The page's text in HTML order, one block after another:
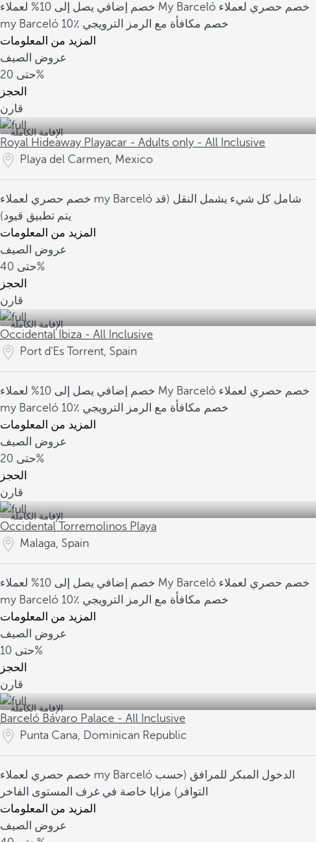
خصم إضافي يصل إلى 10% لعملاء My Barceló خصم حصري لعملاء
my Barceló
10٪ خصم مكافأة مع الرمز الترويجي
المزيد من المعلومات
عروض الصيف
حتى20%
الحجز
قارن
الإقامة الكاملة
Royal Hideaway Playacar - Adults only - All Inclusive
Playa del Carmen, Mexico
خصم حصري لعملاء my Barceló شامل كل شيء يشمل النقل (قد
يتم تطبيق قيود)
المزيد من المعلومات
عروض الصيف
حتى40%
الحجز
قارن
الإقامة الكاملة
Occidental Ibiza - All Inclusive
Port d'Es Torrent, Spain
خصم إضافي يصل إلى 10% لعملاء My Barceló خصم حصري لعملاء
my Barceló
10٪ خصم مكافأة مع الرمز الترويجي
المزيد من المعلومات
عروض الصيف
حتى20%
الحجز
قارن
الإقامة الكاملة
Occidental Torremolinos Playa
Malaga, Spain
خصم إضافي يصل إلى 10% لعملاء My Barceló خصم حصري لعملاء
my Barceló
10٪ خصم مكافأة مع الرمز الترويجي
المزيد من المعلومات
عروض الصيف
حتى10%
الحجز
قارن
الإقامة الكاملة
Barceló Bávaro Palace - All Inclusive
Punta Cana, Dominican Republic
خصم حصري لعملاء my Barceló الدخول المبكر للمرافق (حسب
التوافر) مزايا خاصة في غرف المستوى الفاخر
المزيد من المعلومات
عروض الصيف